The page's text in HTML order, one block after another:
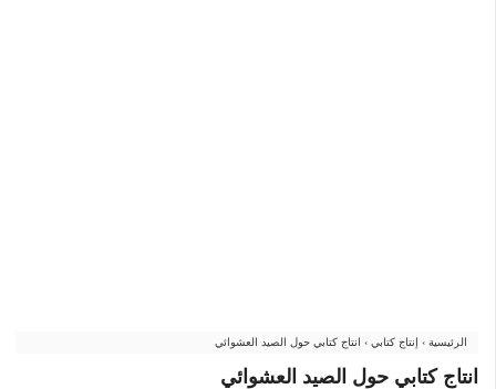
الرئيسية › إنتاج كتابي › انتاج كتابي حول الصيد العشوائي
انتاج كتابي حول الصيد العشوائي